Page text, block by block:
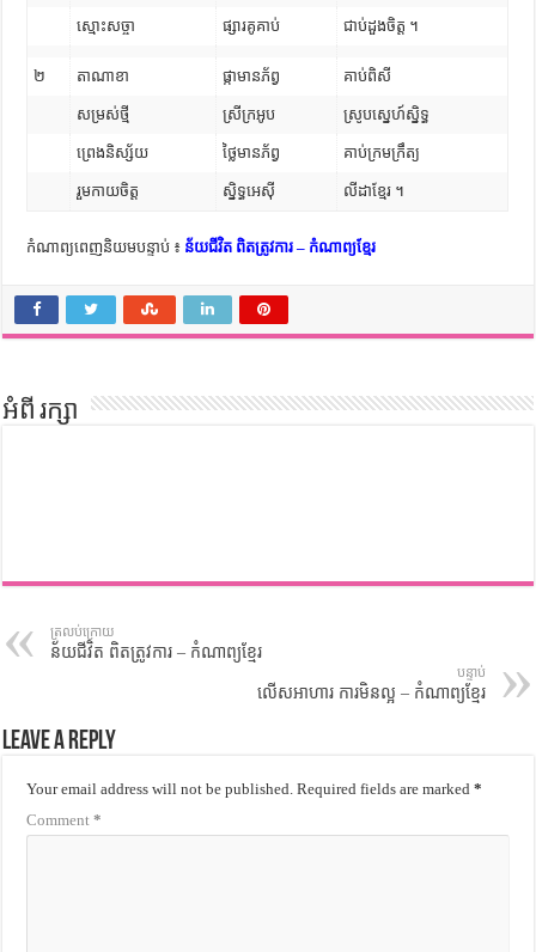
ស្មោះសច្ចា ផ្សារគូគាប់ ជាប់ដួងចិត្ត ។
២ តាណាខា ផ្កាមានភ័ព្វ គាប់ពិសី
សម្រស់ថ្មី ស្រីក្រអូប ស្រូបស្នេហ៍ស្និទ្ធ
ព្រេងនិស្ស័យ ថ្លៃមានភ័ព្វ គាប់ក្រមក្រឹត្យ
រួមកាយចិត្ត ស្និទ្ធអេស៊ី លីដាខ្មែរ ។
កំណាព្យពេញនិយមបន្ទាប់ ៖ ន័យជីវិត ពិតត្រូវការ – កំណាព្យខ្មែរ
អំពី រក្សា
ត្រលប់ក្រោយ
ន័យជីវិត ពិតត្រូវការ – កំណាព្យខ្មែរ
បន្ទាប់
លើសអាហារ ការមិនល្អ – កំណាព្យខ្មែរ
Leave a Reply
Your email address will not be published. Required fields are marked*
Comment*